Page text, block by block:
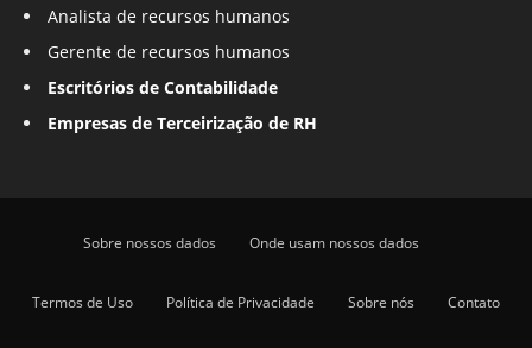
Analista de recursos humanos
Gerente de recursos humanos
Escritórios de Contabilidade
Empresas de Terceirização de RH
Sobre nossos dados Onde usam nossos dados
Termos de Uso Política de Privacidade Sobre nós Contato